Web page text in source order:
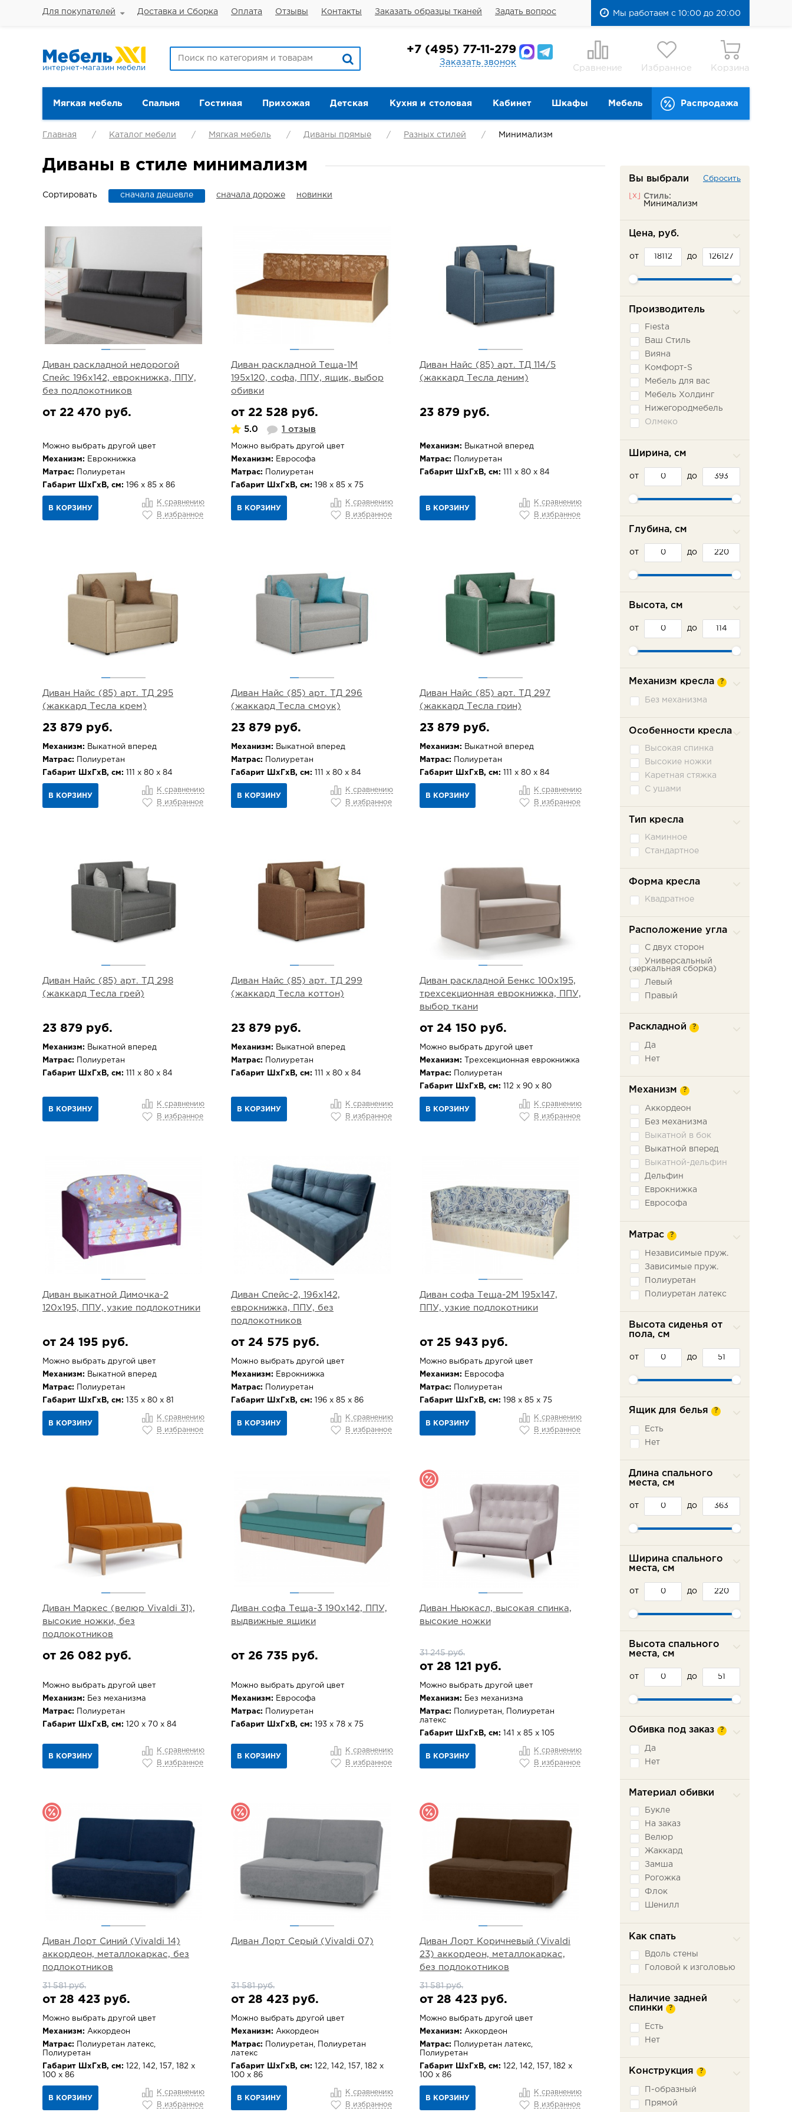
Для покупателей Доставка и Сборка Оплата Отзывы Контакты Заказать образцы тканей Задать вопрос Мы работаем с 10:00 до 20:00
интернет-магазин мебели
+7 (495) 77-11-279
Заказать звонок
Сравнение Избранное Корзина
Мягкая мебель Спальня Гостиная Прихожая Детская Кухня и столовая Кабинет Шкафы Мебель Распродажа
Главная Каталог мебели Мягкая мебель Диваны прямые Разных стилей Минимализм
Диваны в стиле минимализм
Сортировать сначала дешевле сначала дороже новинки
Диван раскладной недорогой
Спейс 196х142, еврокнижка, ППУ,
без подлокотников
от 22 470 руб.
Можно выбрать другой цвет
Механизм: Еврокнижка
Матрас: Полиуретан
Габарит ШхГхВ, см: 196 х 85 х 86
В КОРЗИНУ
К сравнению
В избранное
Диван раскладной Теща-1М
195х120, софа, ППУ, ящик, выбор
обивки
от 22 528 руб.
5.0 1 отзыв
Можно выбрать другой цвет
Механизм: Еврософа
Матрас: Полиуретан
Габарит ШхГхВ, см: 198 х 85 х 75
В КОРЗИНУ
К сравнению
В избранное
Диван Найс (85) арт. ТД 114/5
(жаккард Тесла деним)
23 879 руб.
Механизм: Выкатной вперед
Матрас: Полиуретан
Габарит ШхГхВ, см: 111 х 80 х 84
В КОРЗИНУ
К сравнению
В избранное
Диван Найс (85) арт. ТД 295
(жаккард Тесла крем)
23 879 руб.
Механизм: Выкатной вперед
Матрас: Полиуретан
Габарит ШхГхВ, см: 111 х 80 х 84
В КОРЗИНУ
К сравнению
В избранное
Диван Найс (85) арт. ТД 296
(жаккард Тесла смоук)
23 879 руб.
Механизм: Выкатной вперед
Матрас: Полиуретан
Габарит ШхГхВ, см: 111 х 80 х 84
В КОРЗИНУ
К сравнению
В избранное
Диван Найс (85) арт. ТД 297
(жаккард Тесла грин)
23 879 руб.
Механизм: Выкатной вперед
Матрас: Полиуретан
Габарит ШхГхВ, см: 111 х 80 х 84
В КОРЗИНУ
К сравнению
В избранное
Диван Найс (85) арт. ТД 298
(жаккард Тесла грей)
23 879 руб.
Механизм: Выкатной вперед
Матрас: Полиуретан
Габарит ШхГхВ, см: 111 х 80 х 84
В КОРЗИНУ
К сравнению
В избранное
Диван Найс (85) арт. ТД 299
(жаккард Тесла коттон)
23 879 руб.
Механизм: Выкатной вперед
Матрас: Полиуретан
Габарит ШхГхВ, см: 111 х 80 х 84
В КОРЗИНУ
К сравнению
В избранное
Диван раскладной Бенкс 100х195,
трехсекционная еврокнижка, ППУ,
выбор ткани
от 24 150 руб.
Можно выбрать другой цвет
Механизм: Трехсекционная еврокнижка
Матрас: Полиуретан
Габарит ШхГхВ, см: 112 х 90 х 80
В КОРЗИНУ
К сравнению
В избранное
Диван выкатной Димочка-2
120х195, ППУ, узкие подлокотники
от 24 195 руб.
Можно выбрать другой цвет
Механизм: Выкатной вперед
Матрас: Полиуретан
Габарит ШхГхВ, см: 135 х 80 х 81
В КОРЗИНУ
К сравнению
В избранное
Диван Спейс-2, 196х142,
еврокнижка, ППУ, без
подлокотников
от 24 575 руб.
Можно выбрать другой цвет
Механизм: Еврокнижка
Матрас: Полиуретан
Габарит ШхГхВ, см: 196 х 85 х 86
В КОРЗИНУ
К сравнению
В избранное
Диван софа Теща-2М 195х147,
ППУ, узкие подлокотники
от 25 943 руб.
Можно выбрать другой цвет
Механизм: Еврософа
Матрас: Полиуретан
Габарит ШхГхВ, см: 198 х 85 х 75
В КОРЗИНУ
К сравнению
В избранное
Диван Маркес (велюр Vivaldi 31),
высокие ножки, без
подлокотников
от 26 082 руб.
Можно выбрать другой цвет
Механизм: Без механизма
Матрас: Полиуретан
Габарит ШхГхВ, см: 120 х 70 х 84
В КОРЗИНУ
К сравнению
В избранное
Диван софа Теща-3 190х142, ППУ,
выдвижные ящики
от 26 735 руб.
Можно выбрать другой цвет
Механизм: Еврософа
Матрас: Полиуретан
Габарит ШхГхВ, см: 193 х 78 х 75
В КОРЗИНУ
К сравнению
В избранное
Диван Ньюкасл, высокая спинка,
высокие ножки
31 245 руб.
от 28 121 руб.
Можно выбрать другой цвет
Механизм: Без механизма
Матрас: Полиуретан, Полиуретан
латекс
Габарит ШхГхВ, см: 141 х 85 х 105
В КОРЗИНУ
К сравнению
В избранное
Диван Лорт Синий (Vivaldi 14)
аккордеон, металлокаркас, без
подлокотников
31 581 руб.
от 28 423 руб.
Можно выбрать другой цвет
Механизм: Аккордеон
Матрас: Полиуретан латекс,
Полиуретан
Габарит ШхГхВ, см: 122, 142, 157, 182 х
100 х 86
В КОРЗИНУ
К сравнению
В избранное
Диван Лорт Серый (Vivaldi 07)
31 581 руб.
от 28 423 руб.
Можно выбрать другой цвет
Механизм: Аккордеон
Матрас: Полиуретан, Полиуретан
латекс
Габарит ШхГхВ, см: 122, 142, 157, 182 х
100 х 86
В КОРЗИНУ
К сравнению
В избранное
Диван Лорт Коричневый (Vivaldi
23) аккордеон, металлокаркас,
без подлокотников
31 581 руб.
от 28 423 руб.
Можно выбрать другой цвет
Механизм: Аккордеон
Матрас: Полиуретан латекс,
Полиуретан
Габарит ШхГхВ, см: 122, 142, 157, 182 х
100 х 86
В КОРЗИНУ
К сравнению
В избранное
Вы выбрали Сбросить
[x]
Стиль:
Минимализм
Цена, руб.
от до
Производитель
Fiesta
Ваш Стиль
Вияна
Комфорт-S
Мебель для вас
Мебель Холдинг
Нижегородмебель
Олмеко
Фламинго
Ширина, см
от до
Глубина, см
от до
Высота, см
от до
Механизм кресла ?
Без механизма
Особенности кресла
Высокая спинка
Высокие ножки
Каретная стяжка
С ушами
Тип кресла
Каминное
Стандартное
Форма кресла
Квадратное
Расположение угла
С двух сторон
Универсальный
(зеркальная сборка)
Левый
Правый
Раскладной ?
Да
Нет
Механизм ?
Аккордеон
Без механизма
Выкатной в бок
Выкатной вперед
Выкатной-дельфин
Дельфин
Еврокнижка
Еврософа
Книжка откатная
Ножницы
Пантограф
Подъемное сидение
Сабля
еврокнижка
Седафлекс
раскладушка
Матрас ?
Независимые пруж.
Зависимые пруж.
Полиуретан
Полиуретан латекс
Высота сиденья от
пола, см
от до
Ящик для белья ?
Есть
Нет
Длина спального
места, см
от до
Ширина спального
места, см
от до
Высота спального
места, см
от до
Обивка под заказ ?
Да
Нет
Материал обивки
Букле
На заказ
Велюр
Жаккард
Замша
Рогожка
Флок
Шенилл
Как спать
Вдоль стены
Головой к изголовью
Наличие задней
спинки
?
Есть
Нет
Конструкция ?
П-образный
Прямой